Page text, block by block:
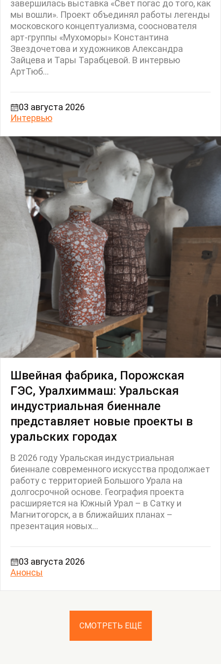
завершилась выставка «Свет погас до того, как
мы вошли». Проект объединял работы легенды
московского концептуализма, сооснователя
арт-группы «Мухоморы» Константина
Звездочетова и художников Александра
Зайцева и Тары Тарабцевой. В интервью
АртТюб...
03 августа 2026
Интервью
Швейная фабрика, Порожская
ГЭС, Уралхиммаш: Уральская
индустриальная биеннале
представляет новые проекты в
уральских городах
В 2026 году Уральская индустриальная
биеннале современного искусства продолжает
работу с территорией Большого Урала на
долгосрочной основе. География проекта
расширяется на Южный Урал – в Сатку и
Магнитогорск, а в ближайших планах –
презентация новых...
03 августа 2026
Анонсы
СМОТРЕТЬ ЕЩЁ